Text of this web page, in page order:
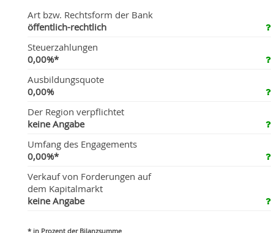
Art bzw. Rechtsform der Bank
öffentlich-rechtlich
Steuerzahlungen
0,00%*
Ausbildungsquote
0,00%
Der Region verpflichtet
keine Angabe
Umfang des Engagements
0,00%*
Verkauf von Forderungen auf
dem Kapitalmarkt
keine Angabe
* in Prozent der Bilanzsumme